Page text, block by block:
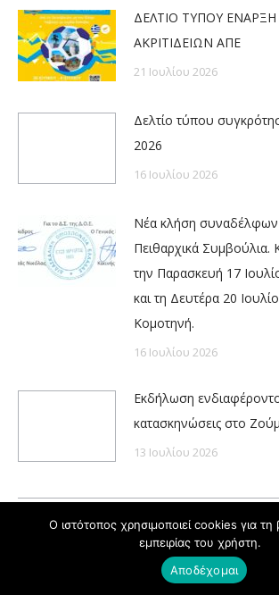
ΔΕΛΤΙΟ ΤΥΠΟΥ ΕΝΑΡΞΗ
ΑΚΡΙΤΙΔΕΙΩΝ ΑΠΕ
21 Ιουλίου 2026
Δελτίο τύπου
2026
16 Ιουλίου 2026
Νέα κλήση συναδέλφων
Πειθαρχικά Συμβούλια.
την Παρασκευή 17
και τη Δευτέρα 20
Κομοτηνή.
16 Ιουλίου 2026
Εκδήλωση
κατασκηνώσεις στο
13 Ιουλίου 2026
Copyright © ΔΟΕ 2020
Powered by
Ο ιστότοπος χρησιμοποιεί cookies για τη
εμπειρίας του χρήστη.
Αποδέχομαι